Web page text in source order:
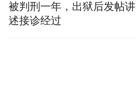
被判刑一年，出狱后发帖讲
述接诊经过